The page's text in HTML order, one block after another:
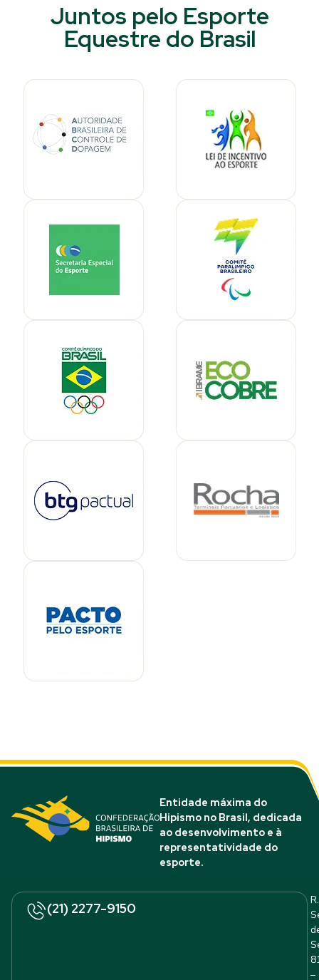
Juntos pelo Esporte
Equestre do Brasil​
Entidade máxima do
Hipismo no Brasil, dedicada
ao desenvolvimento e à
representatividade do
esporte.
(21) 2277-9150
R.
–